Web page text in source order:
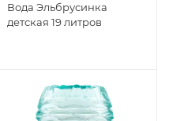
Вода Эльбрусинка
детская 19 литров